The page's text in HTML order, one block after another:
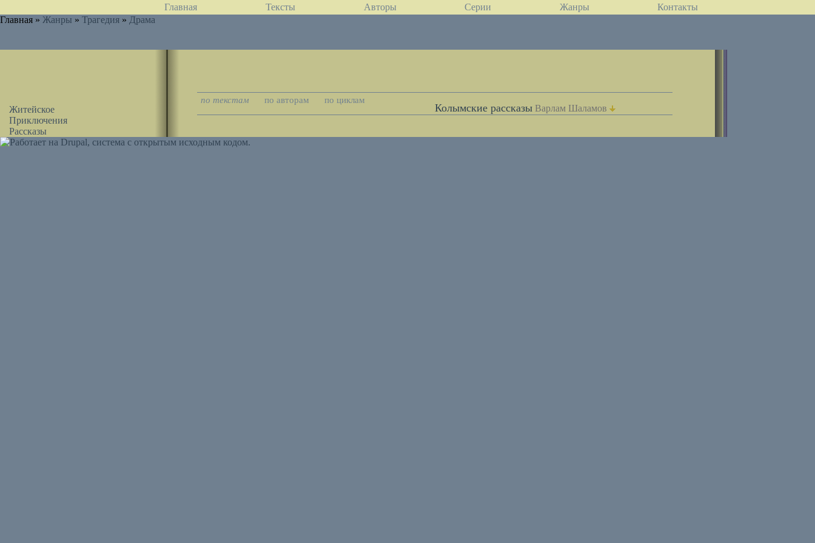
Главная Тексты Авторы Серии Жанры
Контакты
Главная » Жанры » Трагедия » Драма
Житейское
Приключения
Рассказы
по текстам по авторам по циклам
Колымские рассказы Варлам Шаламов